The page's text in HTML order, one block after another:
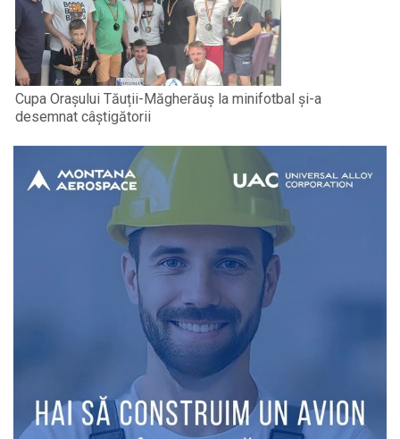
Cupa Orașului Tăuții-Măgherăuș la minifotbal și-a
desemnat câștigătorii